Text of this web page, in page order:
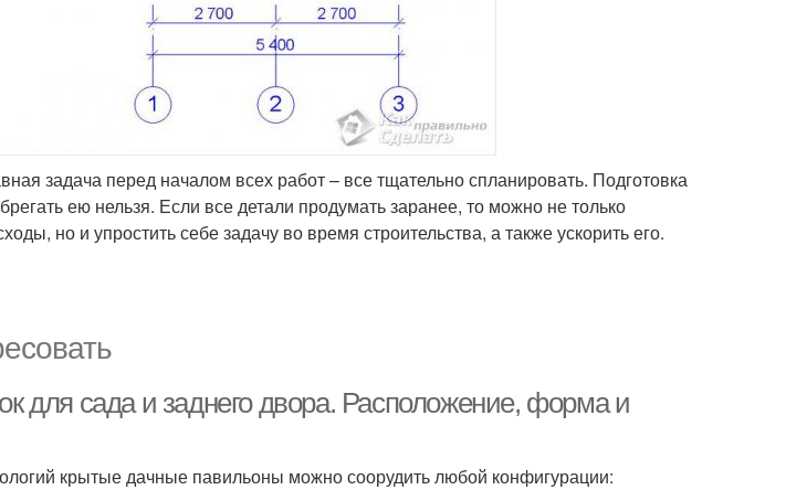
задача перед началом всех работ – все тщательно спланировать. Подготовка
ею нельзя. Если все детали продумать заранее, то можно не только
но и упростить себе задачу во время строительства, а также ускорить его.
для сада и заднего двора. Расположение, форма и
крытые дачные павильоны можно соорудить любой конфигурации: